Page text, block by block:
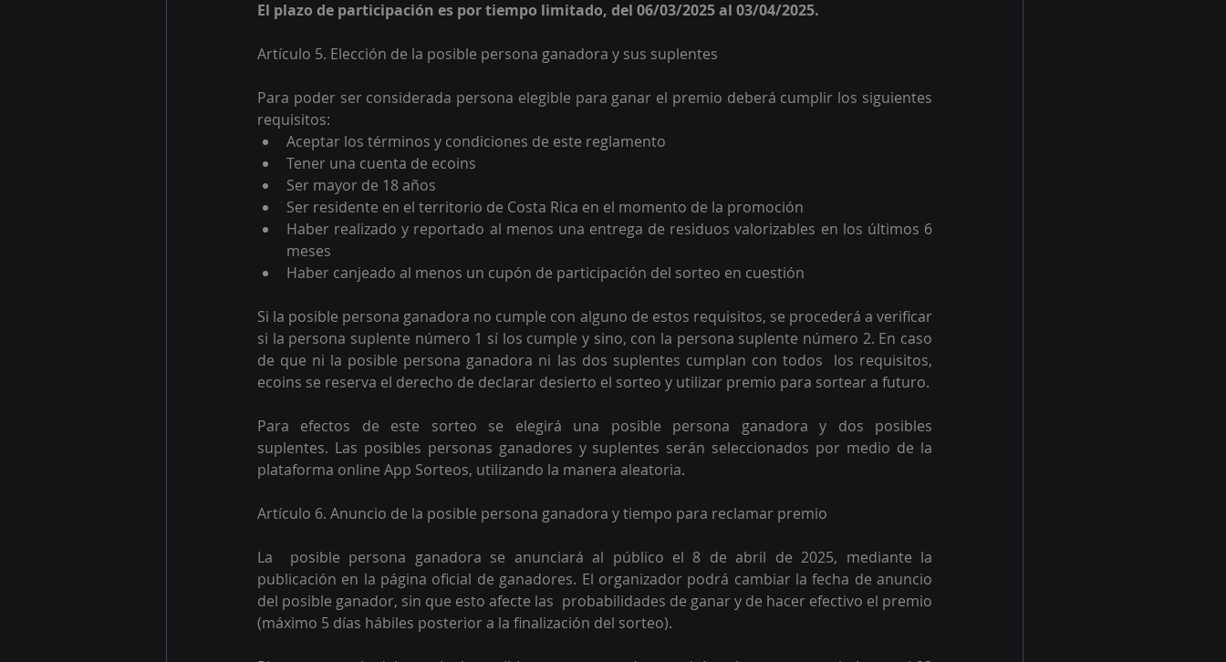
El plazo de participación es por tiempo limitado, del 06/03/2025 al 03/04/2025.
Artículo 5. Elección de la posible persona ganadora y sus suplentes
Para poder ser considerada persona elegible para ganar el premio deberá cumplir los siguientes
requisitos:
Aceptar los términos y condiciones de este reglamento
Tener una cuenta de ecoins
Ser mayor de 18 años
Ser residente en el territorio de Costa Rica en el momento de la promoción
Haber realizado y reportado al menos una entrega de residuos valorizables en los últimos 6
meses
Haber canjeado al menos un cupón de participación del sorteo en cuestión
Si la posible persona ganadora no cumple con alguno de estos requisitos, se procederá a verificar
si la persona suplente número 1 sí los cumple y sino, con la persona suplente número 2. En caso
de que ni la posible persona ganadora ni las dos suplentes cumplan con todos  los requisitos,
ecoins se reserva el derecho de declarar desierto el sorteo y utilizar premio para sortear a futuro.
Para efectos de este sorteo se elegirá una posible persona ganadora y dos posibles
suplentes. Las posibles personas ganadores y suplentes serán seleccionados por medio de la
plataforma online App Sorteos, utilizando la manera aleatoria.
Artículo 6. Anuncio de la posible persona ganadora y tiempo para reclamar premio
La  posible persona ganadora se anunciará al público el 8 de abril de 2025, mediante la
publicación en la página oficial de ganadores. El organizador podrá cambiar la fecha de anuncio
del posible ganador, sin que esto afecte las  probabilidades de ganar y de hacer efectivo el premio
(máximo 5 días hábiles posterior a la finalización del sorteo).